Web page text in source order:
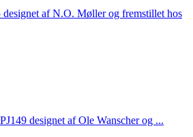
designet af N.O. Møller og fremstillet hos
designet af Ole Wanscher og ...